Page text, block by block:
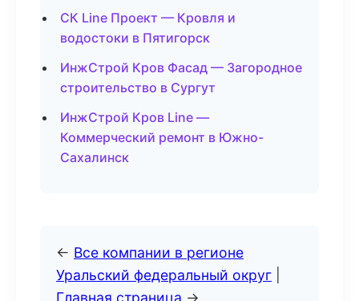
СК Line Проект — Кровля и
водостоки в Пятигорск
ИнжСтрой Кров Фасад — Загородное
строительство в Сургут
ИнжСтрой Кров Line —
Коммерческий ремонт в Южно-
Сахалинск
← Все компании в регионе
Уральский федеральный округ
Главная страница →